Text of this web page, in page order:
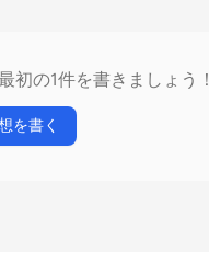
初の1件を書きましょう！
を書く